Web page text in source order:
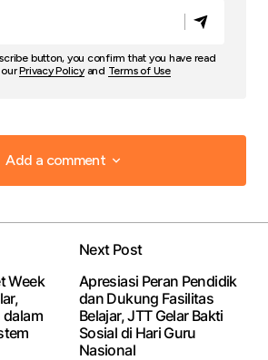
button, you confirm that you have read
ourPrivacy Policyand Terms of Use
Add a comment
Add a comment
*
Week
dalam
Next Post
Apresiasi Peran Pendidik
dan Dukung Fasilitas
Belajar, JTT Gelar Bakti
Sosial di Hari Guru
Nasional